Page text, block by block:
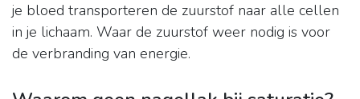
je bloed transporteren de zuurstof naar alle cellen
in je lichaam. Waar de zuurstof weer nodig is voor
de verbranding van energie.